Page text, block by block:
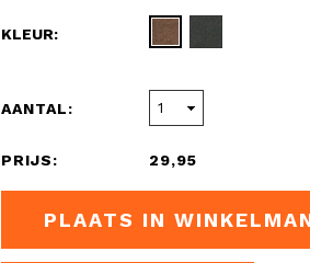
KLEUR:
AANTAL:
PRIJS: 29,95
PLAATS IN